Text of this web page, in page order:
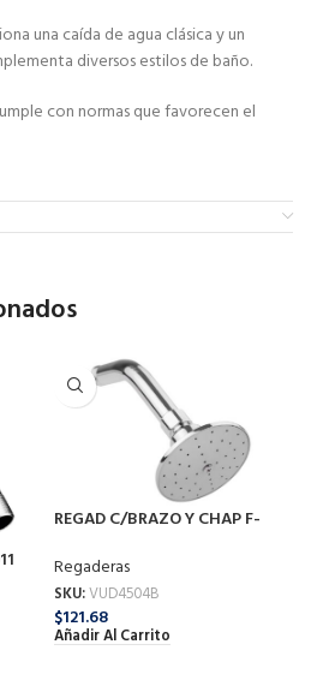
una caída de agua clásica y un
diversos estilos de baño.
con normas que favorecen el
REGAD C/BRAZO Y CHAP F-
Regaderas
SKU:VUD4504B
$121.68
Añadir Al Carrito